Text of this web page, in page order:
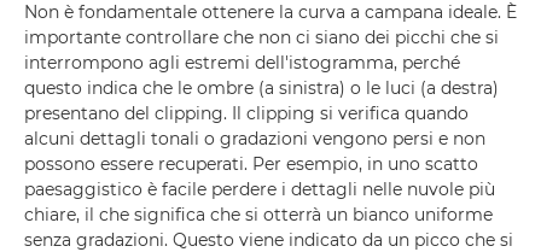
Non è fondamentale ottenere la curva a campana ideale. È
importante controllare che non ci siano dei picchi che si
interrompono agli estremi dell'istogramma, perché
questo indica che le ombre (a sinistra) o le luci (a destra)
presentano del clipping. Il clipping si verifica quando
alcuni dettagli tonali o gradazioni vengono persi e non
possono essere recuperati. Per esempio, in uno scatto
paesaggistico è facile perdere i dettagli nelle nuvole più
chiare, il che significa che si otterrà un bianco uniforme
senza gradazioni. Questo viene indicato da un picco che si